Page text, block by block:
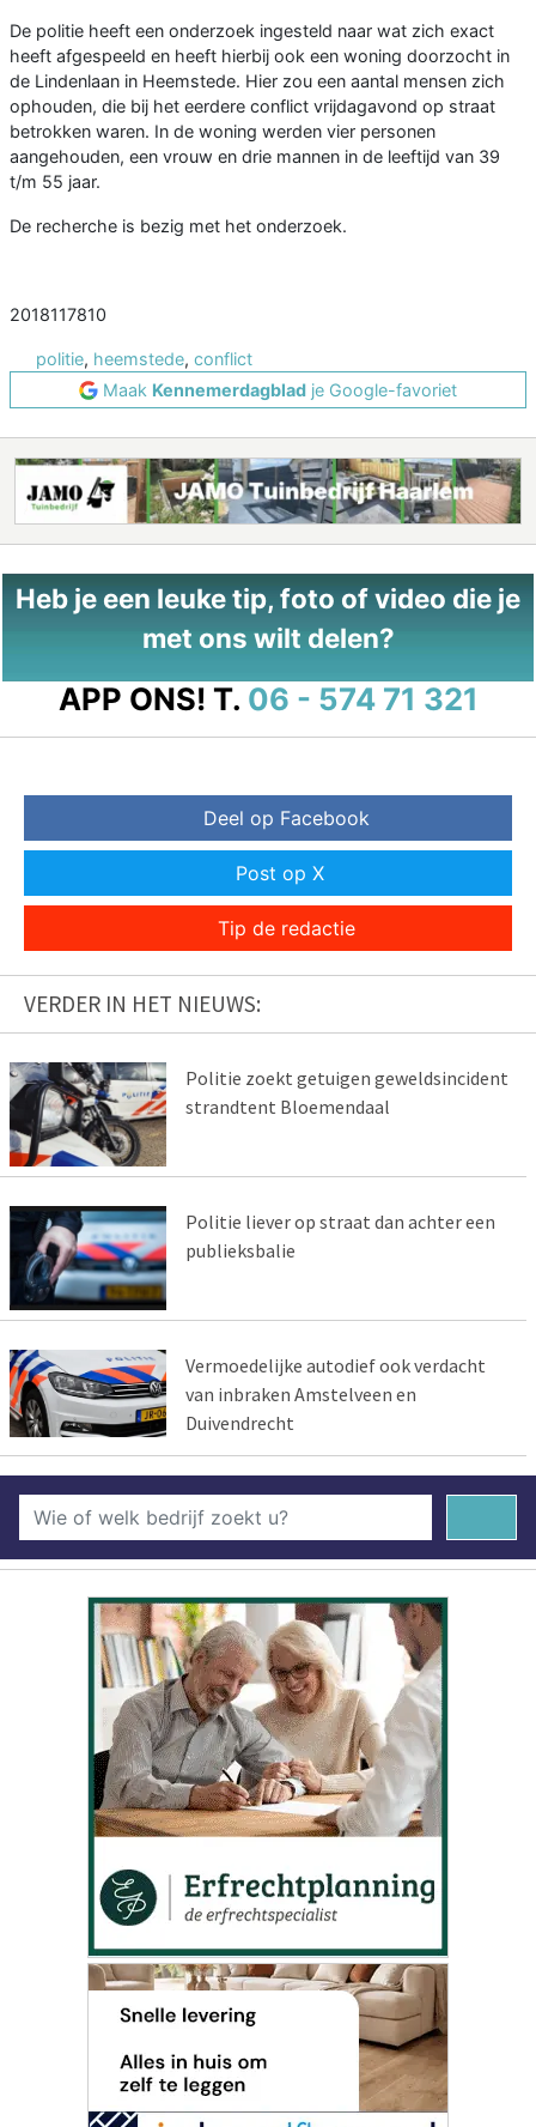
De politie heeft een onderzoek ingesteld naar wat zich exact
heeft afgespeeld en heeft hierbij ook een woning doorzocht in
de Lindenlaan in Heemstede. Hier zou een aantal mensen zich
ophouden, die bij het eerdere conflict vrijdagavond op straat
betrokken waren. In de woning werden vier personen
aangehouden, een vrouw en drie mannen in de leeftijd van 39
t/m 55 jaar.
De recherche is bezig met het onderzoek.
2018117810
politie, heemstede, conflict
Maak Kennemerdagblad je Google-favoriet
Heb je een leuke tip, foto of video die je
met ons wilt delen?
APP ONS! T. 06 - 574 71 321
Deel op Facebook
Post op X
Tip de redactie
VERDER IN HET NIEUWS:
Politie zoekt getuigen geweldsincident
strandtent Bloemendaal
Politie liever op straat dan achter een
publieksbalie
Vermoedelijke autodief ook verdacht
van inbraken Amstelveen en
Duivendrecht